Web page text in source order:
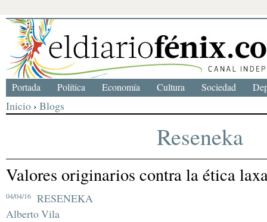
Inicio › Blogs
Reseneka
Valores originarios contra la ética
04/04/16
RESENEKA
Alberto Vila
Portada Política Economía Cultura Sociedad